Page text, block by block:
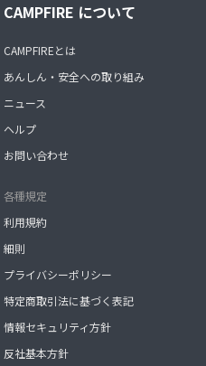
CAMPFIRE について
CAMPFIREとは
あんしん・安全への取り組み
ニュース
ヘルプ
お問い合わせ
各種規定
利用規約
細則
プライバシーポリシー
特定商取引法に基づく表記
情報セキュリティ方針
反社基本方針